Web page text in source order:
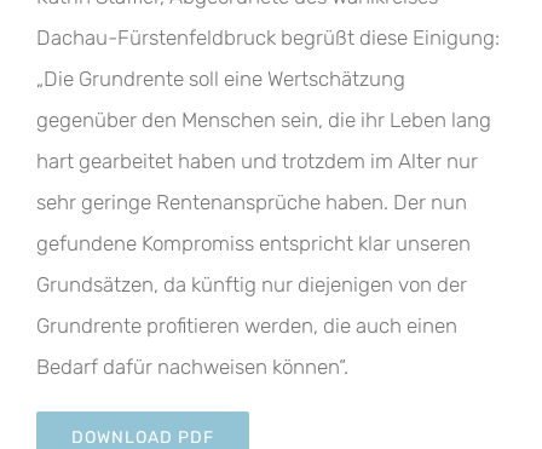
Dachau-Fürstenfeldbruck begrüßt diese Einigung:
„Die Grundrente soll eine Wertschätzung
gegenüber den Menschen sein, die ihr Leben lang
hart gearbeitet haben und trotzdem im Alter nur
sehr geringe Rentenansprüche haben. Der nun
gefundene Kompromiss entspricht klar unseren
Grundsätzen, da künftig nur diejenigen von der
Grundrente profitieren werden, die auch einen
Bedarf dafür nachweisen können“.
DOWNLOAD PDF